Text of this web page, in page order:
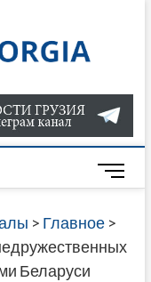
О
В
ГРУЗИИ
САЙТЕ
M
e
n
u
> Главное>
Беларуси